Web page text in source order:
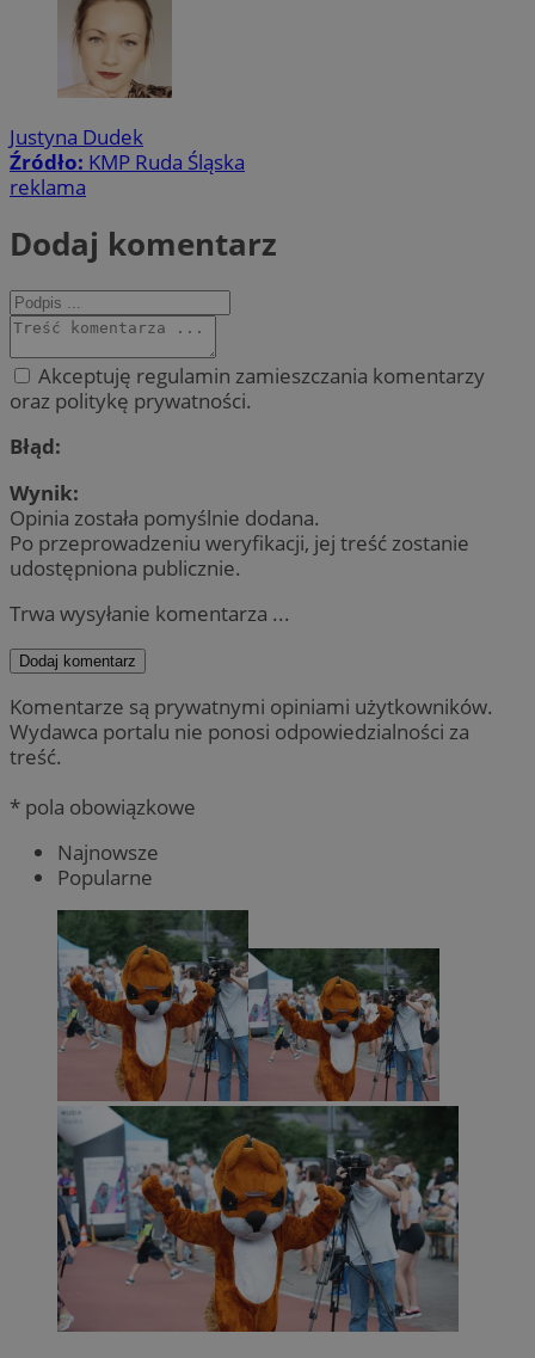
Justyna Dudek
Źródło: KMP Ruda Śląska
reklama
Dodaj komentarz
Akceptuję regulamin zamieszczania komentarzy
oraz politykę prywatności.
Błąd:
Wynik:
Opinia została pomyślnie dodana.
Po przeprowadzeniu weryfikacji, jej treść zostanie
udostępniona publicznie.
Trwa wysyłanie komentarza ...
Dodaj komentarz
Komentarze są prywatnymi opiniami użytkowników.
Wydawca portalu nie ponosi odpowiedzialności za
treść.
* pola obowiązkowe
Najnowsze
Popularne